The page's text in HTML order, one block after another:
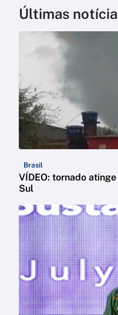
Últimas
Brasil
VÍDEO: tornado
Sul